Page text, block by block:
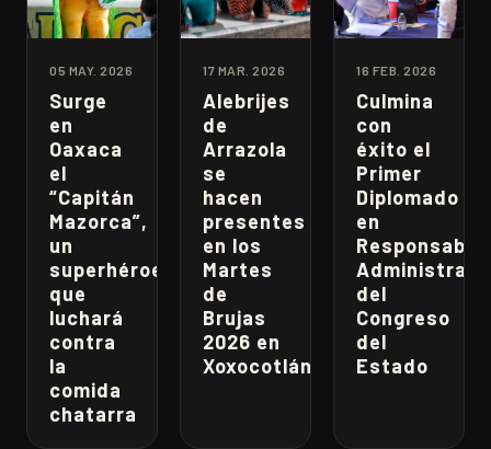
05 MAY. 2026
Surge
en
Oaxaca
el
“Capitán
Mazorca”,
un
superhéroe
que
luchará
contra
la
comida
chatarra
17 MAR. 2026
Alebrijes
de
Arrazola
se
hacen
presentes
en los
Martes
de
Brujas
2026 en
Xoxocotlán
16 FEB. 2026
Culmina
con
éxito el
Primer
Diplomado
en
del
Congreso
del
Estado